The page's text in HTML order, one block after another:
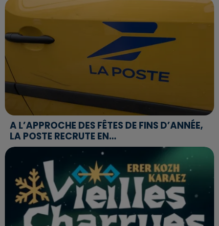
A L’APPROCHE DES FÊTES DE FINS D’ANNÉE,
LA POSTE RECRUTE EN...